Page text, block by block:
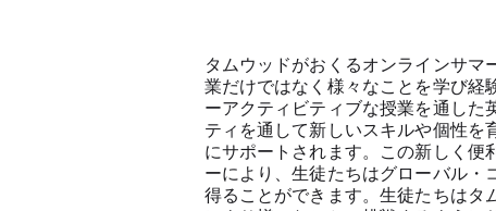
タムウッドがおくるオンラインサ
業だけではなく様々なことを学び経
ーアクティビティブな授業を通し
ティを通して新しいスキルや個性を
にサポートされます。この新しく便
ーにより、生徒たちはグローバル・
得ることができます。生徒たちはタ